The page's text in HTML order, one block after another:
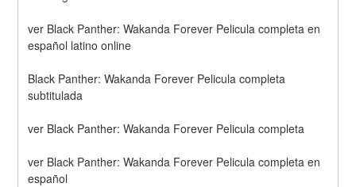
ver Black Panther: Wakanda Forever Pelicula completa en
español latino online
Black Panther: Wakanda Forever Pelicula completa
subtitulada
ver Black Panther: Wakanda Forever Pelicula completa
ver Black Panther: Wakanda Forever Pelicula completa en
español